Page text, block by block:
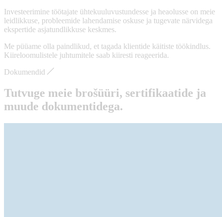
Investeerimine töötajate ühtekuuluvustundesse ja heaolusse on meie
leidlikkuse, probleemide lahendamise oskuse ja tugevate närvidega
ekspertide asjatundlikkuse keskmes.
Me püüame olla paindlikud, et tagada klientide käitiste töökindlus.
Kiireloomulistele juhtumitele saab kiiresti reageerida.
Dokumendid
Tutvuge meie brošüüri, sertifikaatide ja
muude dokumentidega.